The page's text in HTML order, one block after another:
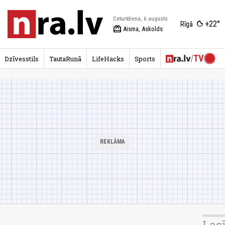
Ceturtdiena, 6.augusts
redeem Aisma, Askolds
Rīgā +22°
Dzīvesstils TautaRunā LifeHacks Sports